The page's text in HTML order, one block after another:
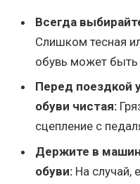
Всегда
Слишком тесная
обувь может быть
Перед поездкой
обуви чистая:
сцепление с
Держите в
обуви: На случай,